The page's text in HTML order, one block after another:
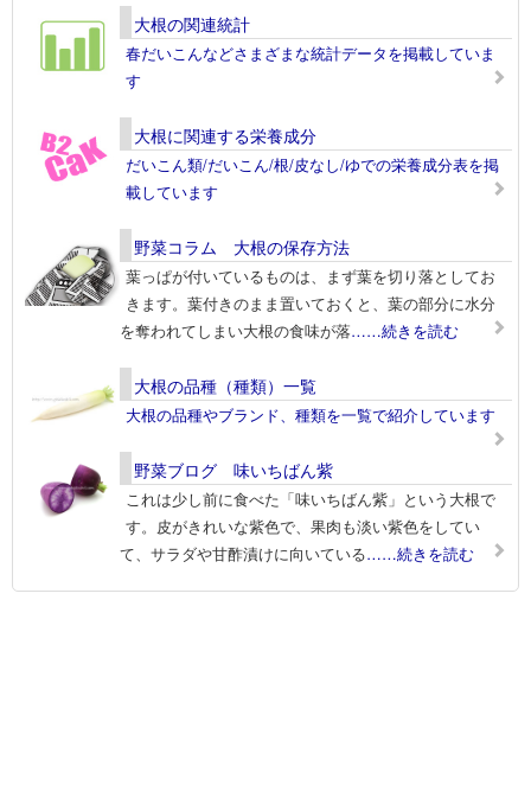
大根の関連統計
春だいこんなどさまざまな統計データを掲載していま
す
大根に関連する栄養成分
だいこん類/だいこん/根/皮なし/ゆでの栄養成分表を掲
載しています
野菜コラム 大根の保存方法
葉っぱが付いているものは、まず葉を切り落としてお
きます。葉付きのまま置いておくと、葉の部分に水分
を奪われてしまい大根の食味が落……続きを読む
大根の品種（種類）一覧
大根の品種やブランド、種類を一覧で紹介しています
野菜ブログ 味いちばん紫
これは少し前に食べた「味いちばん紫」という大根で
す。皮がきれいな紫色で、果肉も淡い紫色をしてい
て、サラダや甘酢漬けに向いている……続きを読む